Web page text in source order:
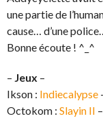
une partie de
cause… d’une
Bonne écoute ! ^_^
– Jeux –
Ikson : Indiecalypse
Octokom : Slayin II –